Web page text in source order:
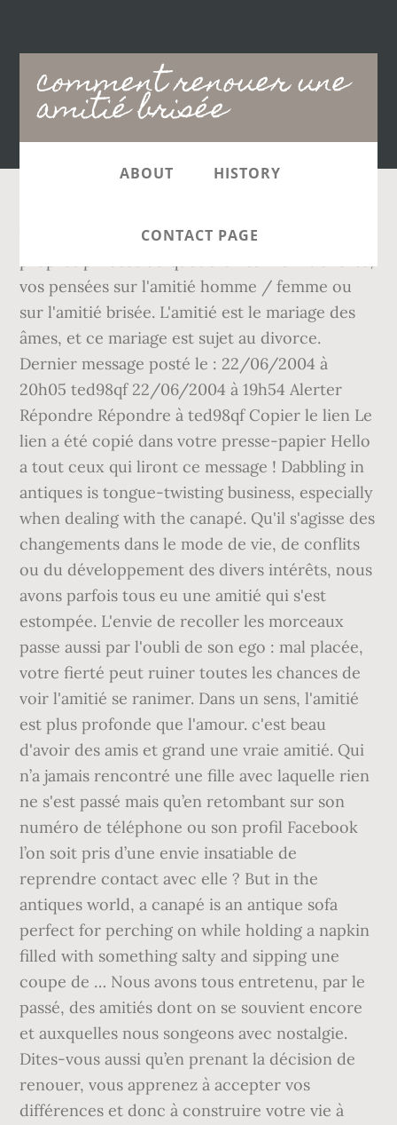
comment renouer une
amitié brisée
Main
navigation
ABOUT HISTORY
CONTACT PAGE
Vous aussi, n'hésitez pas à nous proposer vos
vos pensées sur l'amitié homme / femme ou
sur l'amitié brisée. L'amitié est le mariage des
âmes, et ce mariage est sujet au divorce.
Dernier message posté le : 22/06/2004 à
20h05 ted98qf 22/06/2004 à 19h54 Alerter
Répondre Répondre à ted98qf Copier le lien Le
lien a été copié dans votre presse-papier Hello
a tout ceux qui liront ce message ! Dabbling in
antiques is tongue-twisting business, especially
when dealing with the canapé. Qu'il s'agisse des
changements dans le mode de vie, de conflits
ou du développement des divers intérêts, nous
avons parfois tous eu une amitié qui s'est
estompée. L'envie de recoller les morceaux
passe aussi par l'oubli de son ego : mal placée,
votre fierté peut ruiner toutes les chances de
voir l'amitié se ranimer. Dans un sens, l'amitié
est plus profonde que l'amour. c'est beau
d'avoir des amis et grand une vraie amitié. Qui
n’a jamais rencontré une fille avec laquelle rien
ne s'est passé mais qu’en retombant sur son
numéro de téléphone ou son profil Facebook
l’on soit pris d’une envie insatiable de
reprendre contact avec elle ? But in the
antiques world, a canapé is an antique sofa
perfect for perching on while holding a napkin
filled with something salty and sipping une
coupe de … Nous avons tous entretenu, par le
passé, des amitiés dont on se souvient encore
et auxquelles nous songeons avec nostalgie.
Dites-vous aussi qu’en prenant la décision de
renouer, vous apprenez à accepter vos
différences et donc à construire votre vie à